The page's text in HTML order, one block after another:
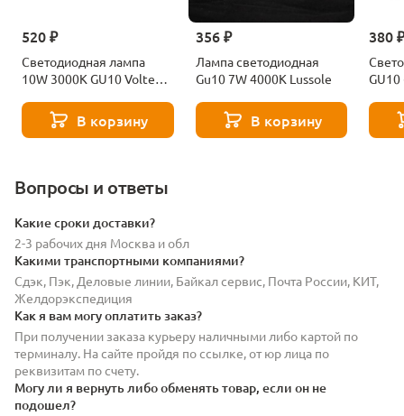
520 ₽
Светодиодная лампа
10W 3000K GU10 Voltega
В корзину
356 ₽
Лампа светодиодная
Gu10 7W 4000K Lussole
В корзину
380
Вопросы и ответы
Какие сроки доставки?
2-3 рабочих дня Москва и обл
Какими транспортными компаниями?
Сдэк, Пэк, Деловые линии, Байкал сервис, Почта России, КИТ,
Желдорэкспедиция
Как я вам могу оплатить заказ?
При получении заказа курьеру наличными либо картой по
терминалу. На сайте пройдя по ссылке, от юр лица по
реквизитам по счету.
Могу ли я вернуть либо обменять товар, если он не
подошел?